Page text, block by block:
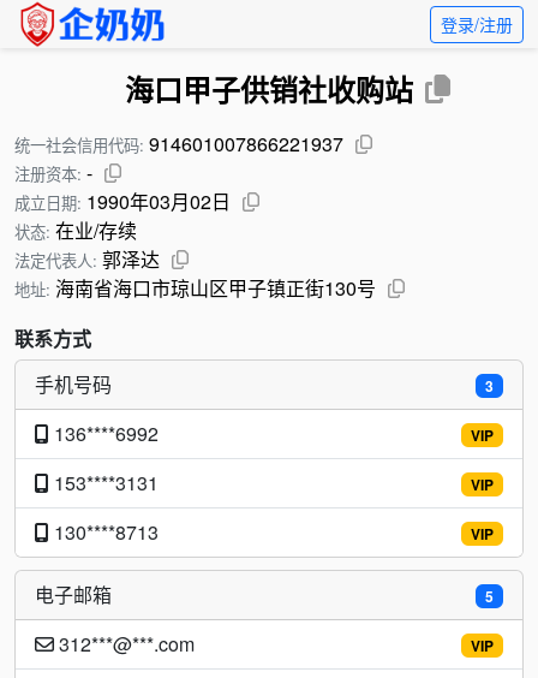
登录/注册
海口甲子供销社收购站
统一社会信用代码: 914601007866221937
注册资本: -
成立日期: 1990年03月02日
状态: 在业/存续
法定代表人: 郭泽达
地址: 海南省海口市琼山区甲子镇正街130号
联系方式
3
手机号码
VIP
136****6992
VIP
153****3131
VIP
130****8713
5
电子邮箱
VIP
312***@***.com